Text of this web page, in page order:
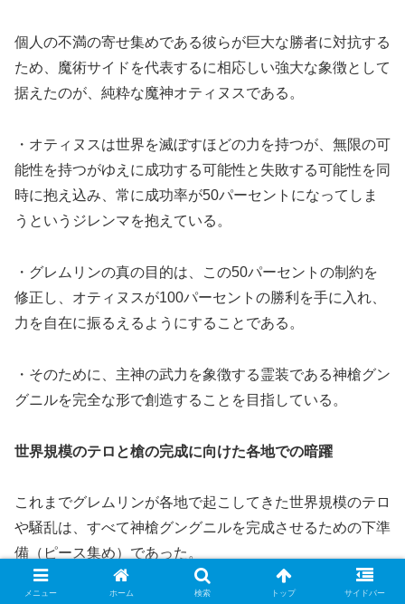
個人の不満の寄せ集めである彼らが巨大な勝者に対抗する
ため、魔術サイドを代表するに相応しい強大な象徴として
据えたのが、純粋な魔神オティヌスである。
・オティヌスは世界を滅ぼすほどの力を持つが、無限の可
能性を持つがゆえに成功する可能性と失敗する可能性を同
時に抱え込み、常に成功率が50パーセントになってしま
うというジレンマを抱えている。
・グレムリンの真の目的は、この50パーセントの制約を
修正し、オティヌスが100パーセントの勝利を手に入れ、
力を自在に振るえるようにすることである。
・そのために、主神の武力を象徴する霊装である神槍グン
グニルを完全な形で創造することを目指している。
世界規模のテロと槍の完成に向けた各地での暗躍
これまでグレムリンが各地で起こしてきた世界規模のテロ
や騒乱は、すべて神槍グングニルを完成させるための下準
備（ピース集め）であった。
メニュー ホーム 検索 トップ サイドバー